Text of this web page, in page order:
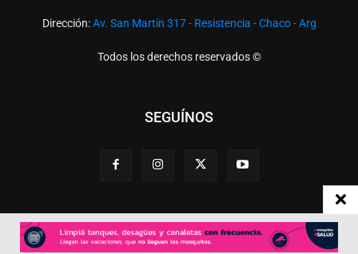
Dirección:Av. San Martín 317 - Resistencia - Chaco - Arg
Todos los derechos reservados ©
SEGUÍNOS
Desarrollado porTP. Web Studio